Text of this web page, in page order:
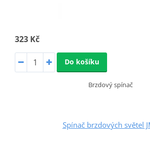
323 Kč
Do košíku
Brzdový spínač
Spínač brzdových světel